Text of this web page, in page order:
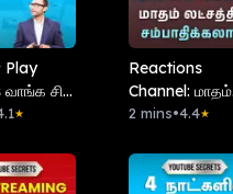
Play
சில
★
Reactions
Channel: மாதம்
லட்சத்தில்
2 mins•4.4★